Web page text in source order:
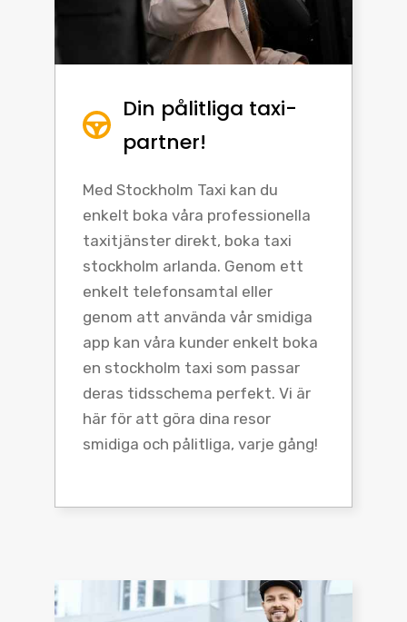
Din pålitliga taxi-
partner!
Med Stockholm Taxi kan du
enkelt boka våra professionella
taxitjänster direkt, boka taxi
stockholm arlanda. Genom ett
enkelt telefonsamtal eller
genom att använda vår smidiga
app kan våra kunder enkelt boka
en stockholm taxi som passar
deras tidsschema perfekt. Vi är
här för att göra dina resor
smidiga och pålitliga, varje gång!